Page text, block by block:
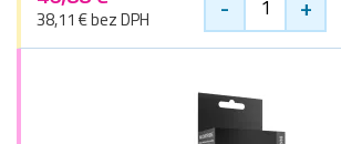
38,11 € bez DPH - +